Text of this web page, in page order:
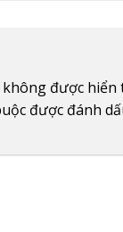
không được hiển
được đánh